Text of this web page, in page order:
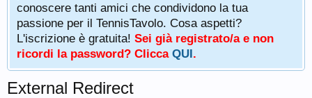
conoscere tanti amici che condividono la tua
passione per il TennisTavolo. Cosa aspetti?
L'iscrizione è gratuita! Sei già registrato/a e non
ricordi la password? Clicca QUI.
External Redirect